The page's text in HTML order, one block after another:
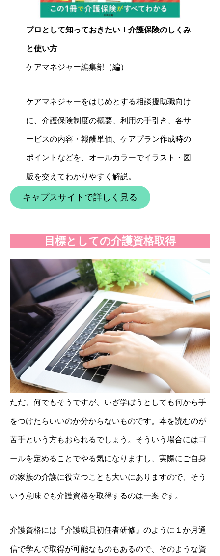
プロとして知っておきたい！介護保険のしくみ
と使い方
ケアマネジャー編集部（編）
ケアマネジャーをはじめとする相談援助職向け
に、介護保険制度の概要、利用の手引き、各サ
ービスの内容・報酬単価、ケアプラン作成時の
ポイントなどを、オールカラーでイラスト・図
版を交えてわかりやすく解説。
キャプスサイトで詳しく見る
目標としての介護資格取得
ただ、何でもそうですが、いざ学ぼうとしても何から手
をつけたらいいのか分からないものです。本を読むのが
苦手という方もおられるでしょう。そういう場合にはゴ
ールを定めることでやる気になりますし、実際にご自身
の家族の介護に役立つことも大いにありますので、そう
いう意味でも介護資格を取得するのは一案です。
介護資格には『介護職員初任者研修』のように１か月通
信で学んで取得が可能なものもあるので、そのような資